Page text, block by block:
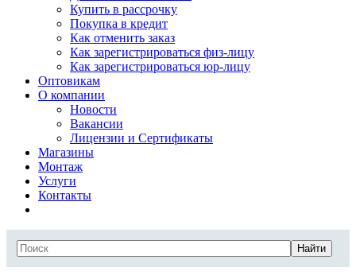
Купить в рассрочку
Покупка в кредит
Как отменить заказ
Как зарегистрироваться физ-лицу
Как зарегистрироваться юр-лицу
Оптовикам
О компании
Новости
Вакансии
Лицензии и Сертификаты
Магазины
Монтаж
Услуги
Контакты
Найти